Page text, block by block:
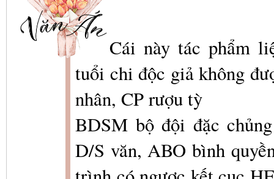
Cái này tác phẩm
tuổi chi độc giả không
nhân, CP rượu tỳ
BDSM bộ đội đặc
D/S văn, ABO bình